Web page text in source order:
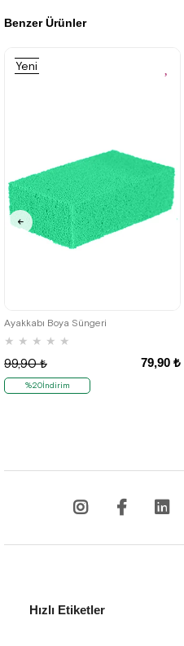
Benzer Ürünler
Ayakkabı Boya Süngeri
★ ★ ★ ★ ★
79,90 ₺
99,90 ₺
%20İndirim
Yeni
Hızlı Etiketler